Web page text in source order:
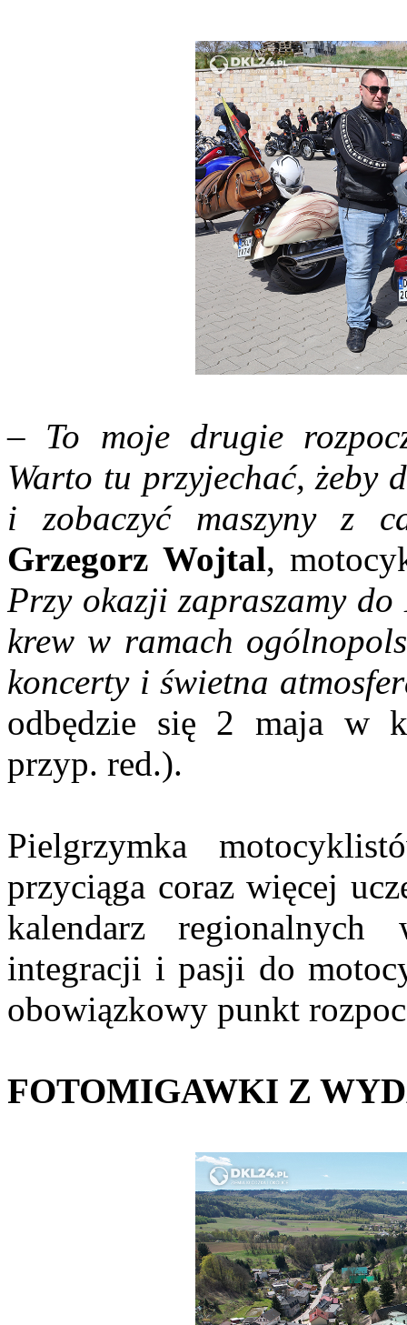
– To moje drugie
Warto tu przyjechać, żeby
i zobaczyć maszyny z
Grzegorz Wojtal,
Przy okazji zapraszamy
krew w ramach
koncerty i świetna
odbędzie się 2 maja w
przyp. red.).
Pielgrzymka
przyciąga coraz więcej
kalendarz regionalnych
integracji i pasji do
obowiązkowy punkt
FOTOMIGAWKI Z